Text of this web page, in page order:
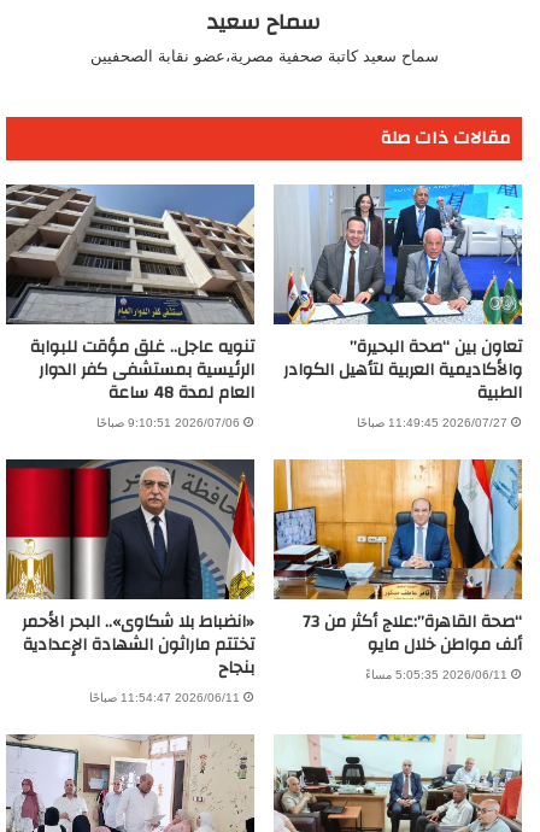
سماح سعيد
سماح سعيد كاتبة صحفية مصرية،عضو نقابة الصحفيين
مقالات ذات صلة
تعاون بين “صحة البحيرة”
والأكاديمية العربية لتأهيل الكوادر
الطبية
2026/07/27 11:49:45 صباحًا
تنويه عاجل.. غلق مؤقت للبوابة
الرئيسية بمستشفى كفر الدوار
العام لمدة 48 ساعة
2026/07/06 9:10:51 صباحًا
“صحة القاهرة”:علاج أكثر من 73
ألف مواطن خلال مايو
2026/06/11 5:05:35 مساءً
«انضباط بلا شكاوى».. البحر الأحمر
تختتم ماراثون الشهادة الإعدادية
بنجاح
2026/06/11 11:54:47 صباحًا